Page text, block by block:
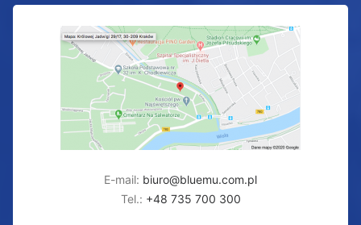
E-mail: biuro@bluemu.com.pl
Tel.: +48 735 700 300